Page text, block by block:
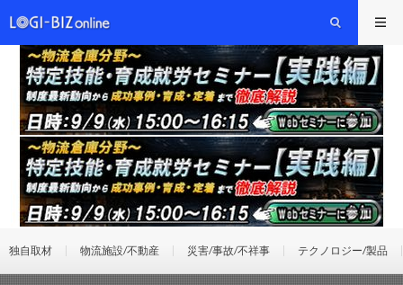
独自取材 物流施設/不動産 災害/事故/不祥事 テクノロジー/製品